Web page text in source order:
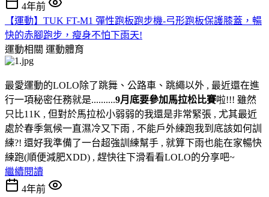
4年前
【運動】TUK FT-M1 彈性跑板跑步機-弓形跑板保護膝蓋，暢
快的赤腳跑步，瘦身不怕下雨天!
運動相關 運動體育
最愛運動的LOLO除了跳舞、公路車、跳繩以外 , 最近還在進
行一項秘密任務就是..........9月底要參加馬拉松比賽啦!!! 雖然
只比11K , 但對於馬拉松小弱弱的我還是非常緊張 , 尤其最近
處於春季氣候一直濕冷又下雨 , 不能戶外練跑我到底該如何訓
練?! 還好我準備了一台超強訓練幫手 , 就算下雨也能在家暢快
練跑(順便減肥XDD) , 趕快往下滑看看LOLO的分享吧~
繼續閱讀
4年前